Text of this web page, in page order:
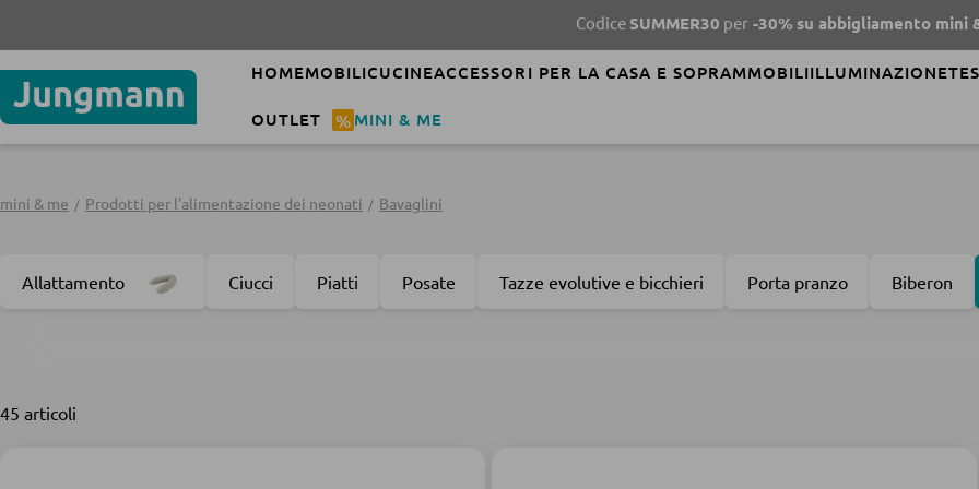
SUMMER30per-30%su abbigliamento mini & me
HOMEMOBILICUCINEACCESSORI PER LA CASA E SOPRAMMOBILIILLUMINAZIONE
OUTLET % MINI & ME
mini & me Prodotti per l'alimentazione dei neonati Bavaglini
Allattamento Ciucci Piatti Posate Tazze evolutive e bicchieri Porta pranzo Biberon
45 articoli